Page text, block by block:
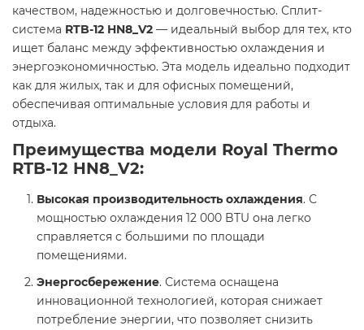
качеством, надежностью и долговечностью. Сплит-
система RTB-12 HN8_V2 — идеальный выбор для тех, кто
ищет баланс между эффективностью охлаждения и
энергоэкономичностью. Эта модель идеально подходит
как для жилых, так и для офисных помещений,
обеспечивая оптимальные условия для работы и
отдыха.
Преимущества модели Royal Thermo
RTB-12 HN8_V2:
Высокая производительность охлаждения. С
мощностью охлаждения 12 000 BTU она легко
справляется с большими по площади
помещениями.
Энергосбережение. Система оснащена
инновационной технологией, которая снижает
потребление энергии, что позволяет снизить